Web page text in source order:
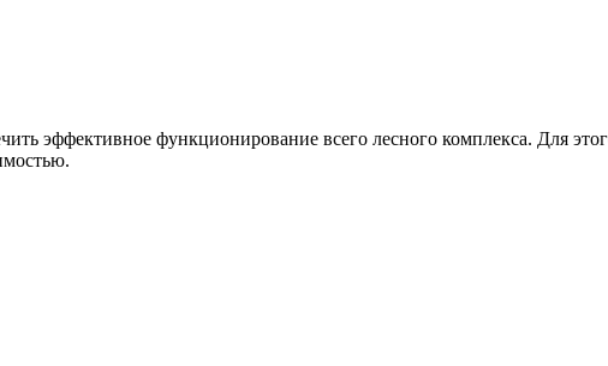
эффективное функционирование всего лесного комплекса. Для